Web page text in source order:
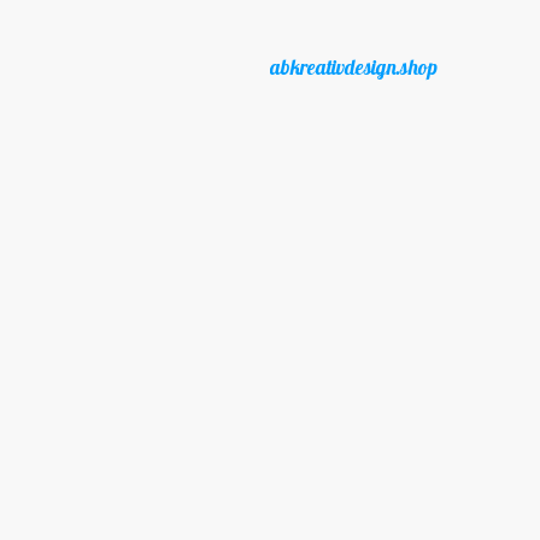
abkreativdesign.shop